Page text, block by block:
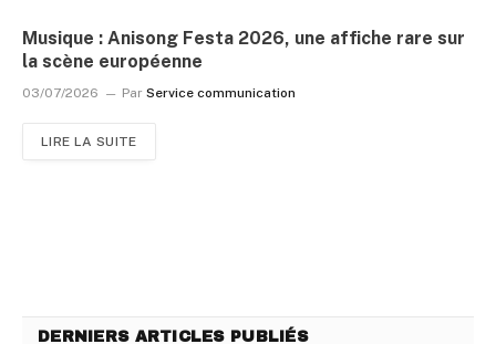
Musique : Anisong Festa 2026, une affiche rare sur
la scène européenne
03/07/2026 Par Service communication
LIRE LA SUITE
DERNIERS ARTICLES PUBLIÉS